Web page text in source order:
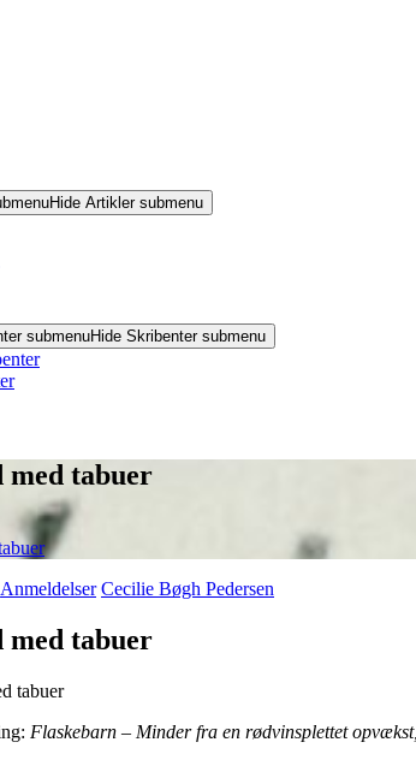
Hide Artikler submenu
submenuHide Skribenter submenu
tabuer
Anmeldelser Cecilie Bøgh Pedersen
tabuer
Flaskebarn – Minder fra en rødvinsplettet opvækst,